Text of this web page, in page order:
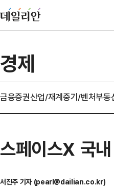
경제
금융증권산업/재계중기/벤처부동
스페이스X 국
서진주 기자 (pearl@dailian.co.kr)